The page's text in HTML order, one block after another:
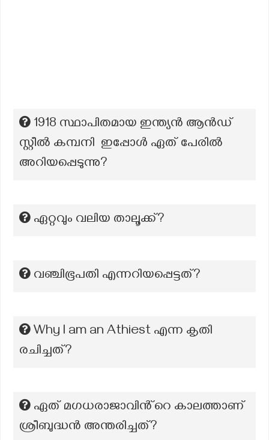
1918 സ്ഥാപിതമായ ഇന്ത്യൻ ആൻഡ്
സ്റ്റീൽ കമ്പനി ഇപ്പോൾ ഏത് പേരിൽ
അറിയപ്പെടുന്നു?
ഏറ്റവും വലിയ താലൂക്ക്?
വഞ്ചിഭൂപതി എന്നറിയപ്പെട്ടത്?
Why l am an Athiest എന്ന കൃതി
രചിച്ചത്?
ഏത് മഗധരാജാവിൻ്റെ കാലത്താണ്
ശ്രീബുദ്ധൻ അന്തരിച്ചത്?